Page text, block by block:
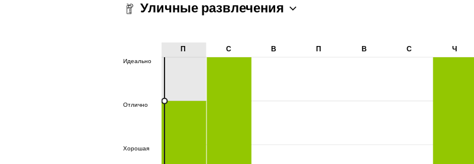
Уличные развлечения
Идеально
Отлично
Хорошая
П С В П В С Ч
Идеально
Отлично
Хорошая